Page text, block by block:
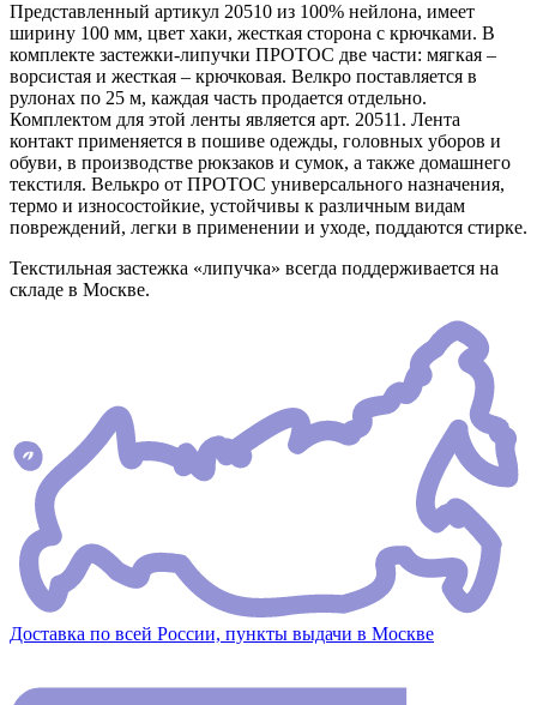
Представленный артикул 20510 из 100% нейлона, имеет
ширину 100 мм, цвет хаки, жесткая сторона с крючками. В
комплекте застежки-липучки ПРОТОС две части: мягкая –
ворсистая и жесткая – крючковая. Велкро поставляется в
рулонах по 25 м, каждая часть продается отдельно.
Комплектом для этой ленты является арт. 20511. Лента
контакт применяется в пошиве одежды, головных уборов и
обуви, в производстве рюкзаков и сумок, а также домашнего
текстиля. Велькро от ПРОТОС универсального назначения,
термо и износостойкие, устойчивы к различным видам
повреждений, легки в применении и уходе, поддаются стирке.
Текстильная застежка «липучка» всегда поддерживается на
складе в Москве.
Доставка по всей России, пункты выдачи в Москве